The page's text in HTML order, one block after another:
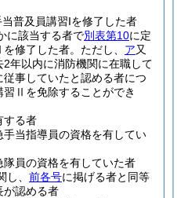
普及員講習Iを修了した者
に該当する者で別表第10に定
修了した者。 ただし、 ア又
年以内に消防機関に在職して
事していたと認める者につ
習Ⅱを免除することができ
する者
当指導員の資格を有してい
員の資格を有していた者
、 前各号に掲げる者と同等
が認める者